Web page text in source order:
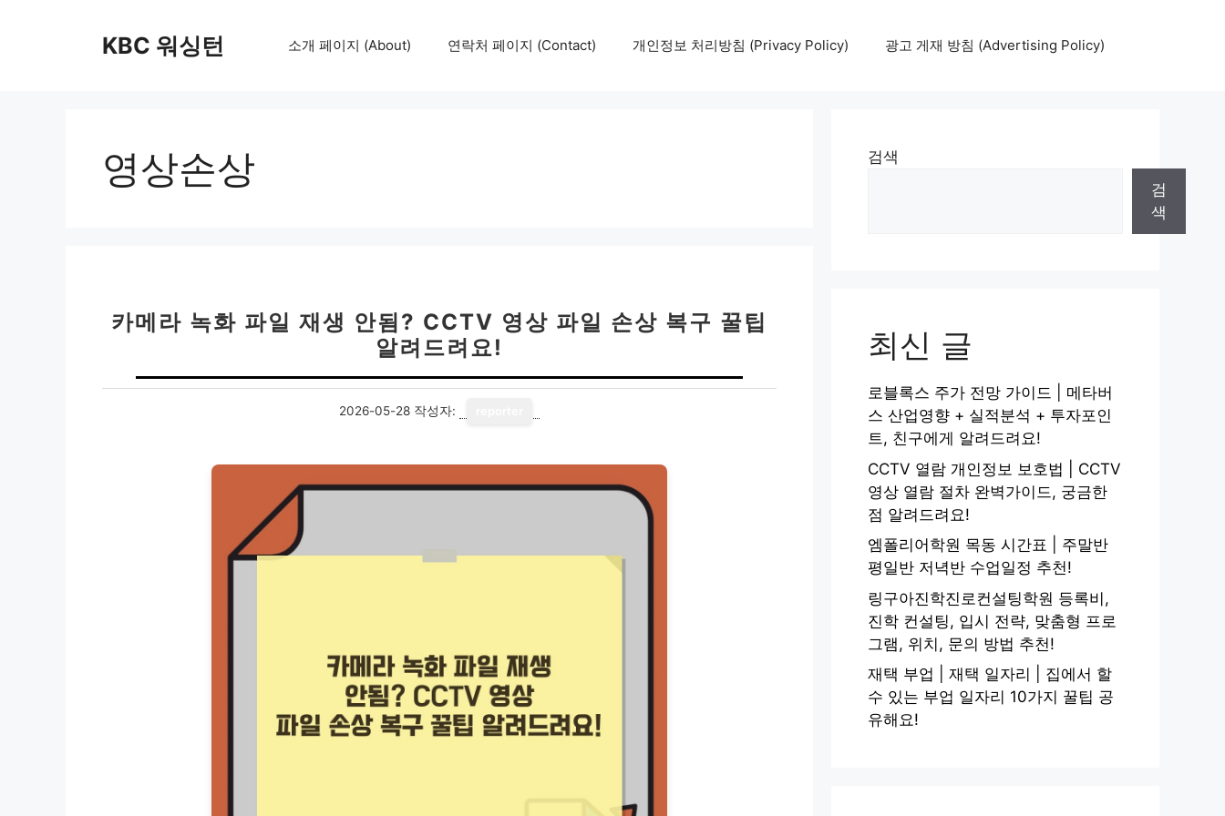
KBC 워싱턴 소개 페이지 (About) 연락처 페이지 (Contact) 개인정보 처리방침 (Privacy Policy) 광고 게재 방침 (Advertising Policy)
영상손상
카메라 녹화 파일 재생 안됨? CCTV 영상 파일 손상 복구 꿀팁
알려드려요!
2026-05-28 작성자:
검색
검
색
최신 글
로블록스 주가 전망 가이드 | 메타버
스 산업영향 + 실적분석 + 투자포인
트, 친구에게 알려드려요!
CCTV 열람 개인정보 보호법 | CCTV
영상 열람 절차 완벽가이드, 궁금한
점 알려드려요!
엠폴리어학원 목동 시간표 | 주말반
평일반 저녁반 수업일정 추천!
링구아진학진로컨설팅학원 등록비,
진학 컨설팅, 입시 전략, 맞춤형 프로
그램, 위치, 문의 방법 추천!
재택 부업 | 재택 일자리 | 집에서 할
수 있는 부업 일자리 10가지 꿀팁 공
유해요!